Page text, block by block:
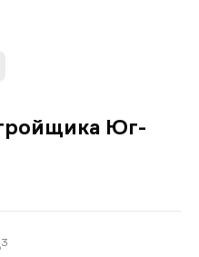
Юг-
3